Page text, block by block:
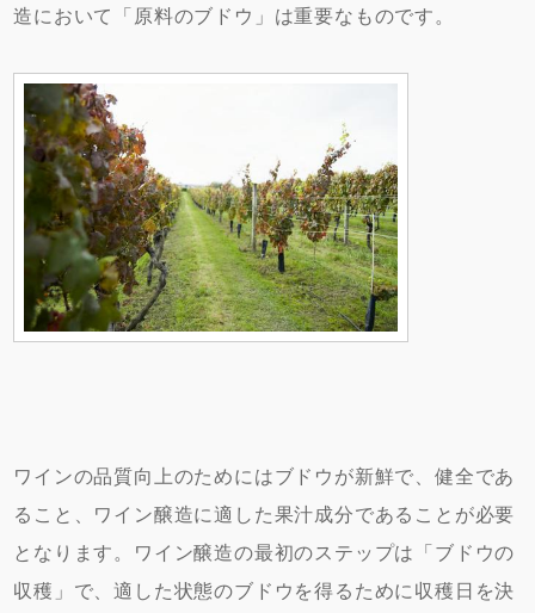
造において「原料のブドウ」は重要なものです。
ワインの品質向上のためにはブドウが新鮮で、健全であ
ること、ワイン醸造に適した果汁成分であることが必要
となります。ワイン醸造の最初のステップは「ブドウの
収穫」で、適した状態のブドウを得るために収穫日を決